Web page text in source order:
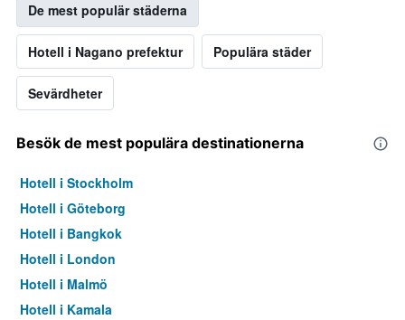
De mest populär städerna
Hotell i Nagano prefektur Populära städer
Sevärdheter
Besök de mest populära destinationerna
Hotell i Stockholm
Hotell i Göteborg
Hotell i Bangkok
Hotell i London
Hotell i Malmö
Hotell i Kamala